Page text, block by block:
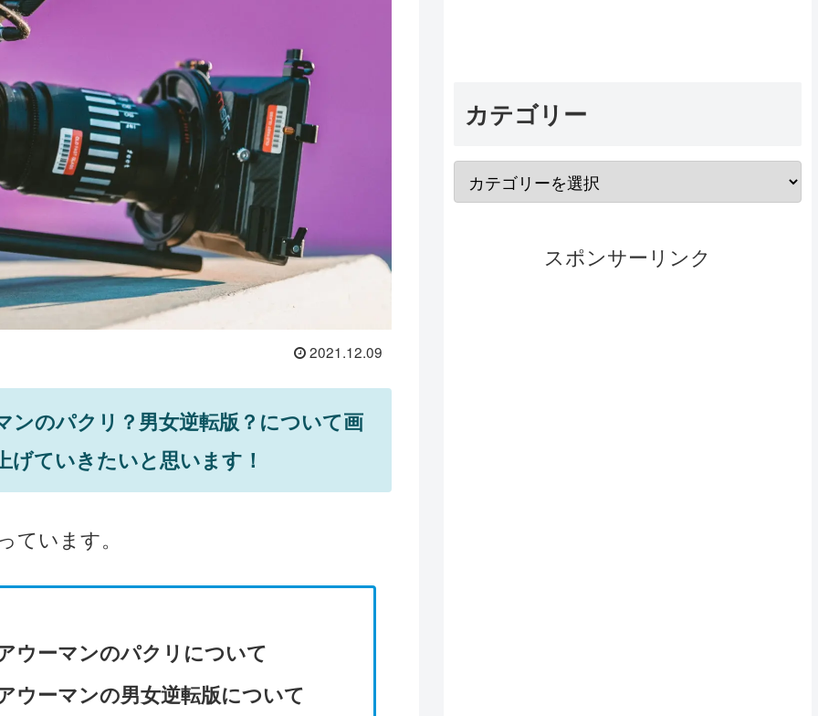
2021.12.09
のパクリ？男女逆転版？について画
ていきたいと思います！
います。
ウーマンのパクリについて
ウーマンの男女逆転版について
カテゴリー
スポンサーリンク